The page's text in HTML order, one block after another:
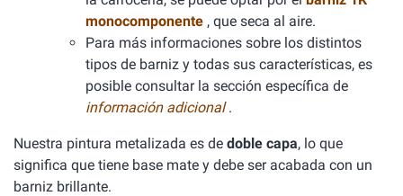
monocomponente , que seca al aire.
Para más informaciones sobre los distintos
tipos de barniz y todas sus características, es
posible consultar la sección específica de
información adicional.
Nuestra pintura metalizada es de doble capa, lo que
significa que tiene base mate y debe ser acabada con un
barniz brillante.